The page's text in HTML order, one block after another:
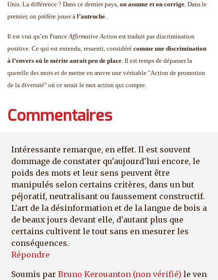
Unis. La différence ? Dans ce dernier pays, on assume et on corrige. Dans le
premier, on préfère jouer à l’autruche.
Il est vrai qu’en FranceAffirmative Action est traduit par discrimination
positive. Ce qui est entendu, ressenti, considéré comme une discrimination
à l’envers où le mérite aurait peu de place. Il est temps de dépasser la
querelle des mots et de mettre en œuvre une véritable "Action de promotion
de la diversité" où ce serait le mot action qui compte.
Commentaires
Intéressante remarque, en effet. Il est souvent
dommage de constater qu'aujourd'hui encore, le
poids des mots et leur sens peuvent être
manipulés selon certains critères, dans un but
péjoratif, neutralisant ou faussement constructif.
L'art de la désinformation et de la langue de bois a
de beaux jours devant elle, d'autant plus que
certains cultivent le tout sans en mesurer les
conséquences.
Répondre
Soumis par Bruno Kerouanton (non vérifié) le ven